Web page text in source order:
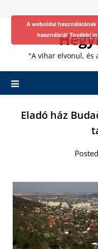
"A vihar elvonul, és
Eladó ház
A weboldal
használatátTovábbi